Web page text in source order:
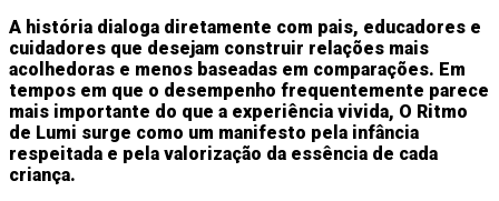
A história dialoga diretamente com pais, educadores e
cuidadores que desejam construir relações mais
acolhedoras e menos baseadas em comparações. Em
tempos em que o desempenho frequentemente parece
mais importante do que a experiência vivida, O Ritmo
de Lumi surge como um manifesto pela infância
respeitada e pela valorização da essência de cada
criança.